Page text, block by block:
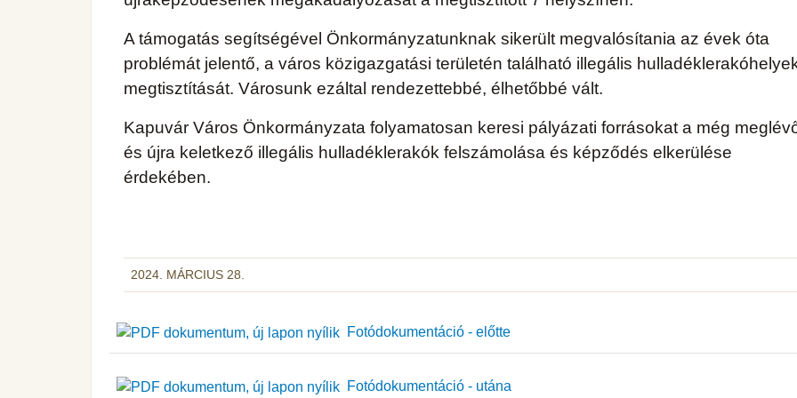
A támogatás segítségével Önkormányzatunknak sikerült megvalósítania az évek óta
problémát jelentő, a város közigazgatási területén található illegális
megtisztítását. Városunk ezáltal rendezettebbé, élhetőbbé vált.
Kapuvár Város Önkormányzata folyamatosan keresi pályázati forrásokat a még
és újra keletkező illegális hulladéklerakók felszámolása és képződés elkerülése
érdekében.
2024. MÁRCIUS 28.
Fotódokumentáció - előtte
Fotódokumentáció - utána